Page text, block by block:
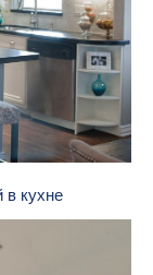
в кухне